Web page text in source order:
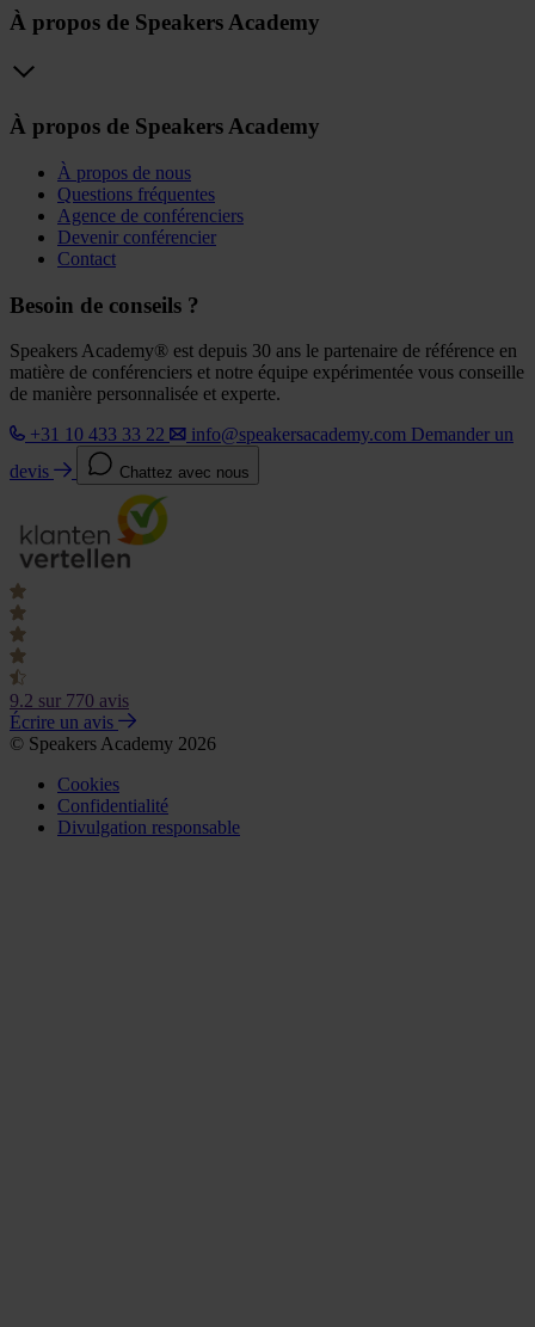
À propos de Speakers Academy
À propos de Speakers Academy
À propos de nous
Questions fréquentes
Agence de conférenciers
Devenir conférencier
Contact
Besoin de conseils ?
Speakers Academy® est depuis 30 ans le partenaire de référence en
matière de conférenciers et notre équipe expérimentée vous conseille
de manière personnalisée et experte.
+31 10 433 33 22
info@speakersacademy.com Demander un
devis
Chattez avec nous
9.2 sur 770 avis
Écrire un avis
© Speakers Academy 2026
Cookies
Confidentialité
Divulgation responsable